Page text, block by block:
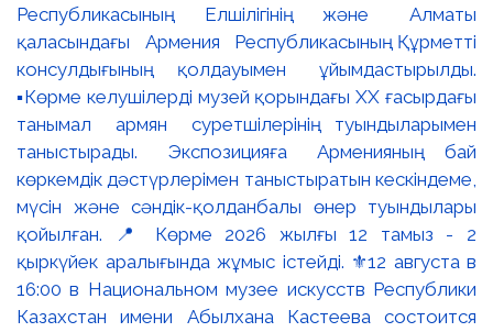
Республикасының Елшілігінің және Алматы
қаласындағы Армения Республикасының Құрметті
консулдығының қолдауымен ұйымдастырылды.
▪️Көрме келушілерді музей қорындағы ХХ ғасырдағы
танымал армян суретшілерінің туындыларымен
таныстырады. Экспозицияға Арменияның бай
көркемдік дәстүрлерімен таныстыратын кескіндеме,
мүсін және сәндік-қолданбалы өнер туындылары
қойылған. 📍 Көрме 2026 жылғы 12 тамыз - 2
қыркүйек аралығында жұмыс істейді. ⚜️12 августа в
16:00 в Национальном музее искусств Республики
Казахстан имени Абылхана Кастеева состоится